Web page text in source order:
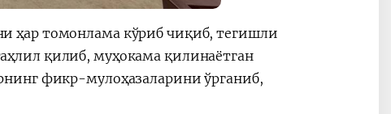
ҳар томонлама кўриб чиқиб, тегишли
қилиб, муҳокама қилинаётган
фикр-мулоҳазаларини ўрганиб,